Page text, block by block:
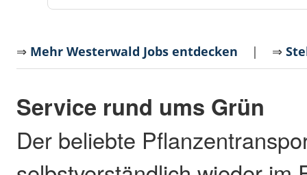
⇒ Mehr Westerwald Jobs entdecken | ⇒
Service rund ums Grün
Der beliebte